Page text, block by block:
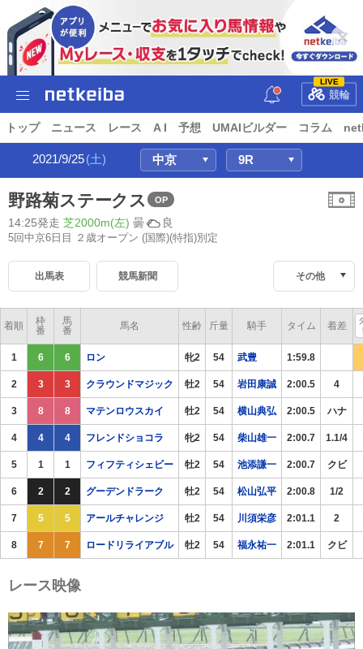
LIVE
競輪
トップ ニュース レース A I 予想 UMAIビルダー コラム
2021/9/25(土)
野路菊ステークス OP
14:25発走 芝2000m(左) 曇 良
5回中京6日目 ２歳オープン (国際)(特指)別定
出馬表 競馬新聞 その他
着順
枠
番
馬
番
馬名 性齢 斤量 騎手 タイム 着差
1 6 6 ロン 牝2 54 武豊 1:59.8
2 3 3 クラウンドマジック 牡2 54 岩田康誠 2:00.5 4
3 8 8 マテンロウスカイ 牡2 54 横山典弘 2:00.5 ハナ
4 4 4 フレンドショコラ 牝2 54 柴山雄一 2:00.7 1.1/4
5 1 1 フィフティシェビー 牡2 54 池添謙一 2:00.7 クビ
6 2 2 グーデンドラーク 牡2 54 松山弘平 2:00.8 1/2
7 5 5 アールチャレンジ 牡2 54 川須栄彦 2:01.1 2
8 7 7 ロードリライアブル 牡2 54 福永祐一 2:01.1 クビ
レース映像